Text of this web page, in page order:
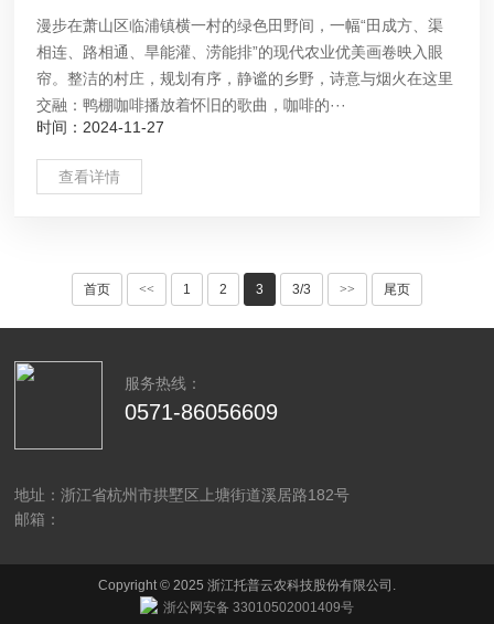
漫步在萧山区临浦镇横一村的绿色田野间，一幅“田成方、渠
相连、路相通、旱能灌、涝能排”的现代农业优美画卷映入眼
帘。整洁的村庄，规划有序，静谧的乡野，诗意与烟火在这里
交融：鸭棚咖啡播放着怀旧的歌曲，咖啡的···
时间：2024-11-27
查看详情
首页 << 1 2 3 3/3 >> 尾页
服务热线：
0571-86056609
地址：浙江省杭州市拱墅区上塘街道溪居路182号
邮箱：
Copyright © 2025 浙江托普云农科技股份有限公司.
浙公网安备 33010502001409号